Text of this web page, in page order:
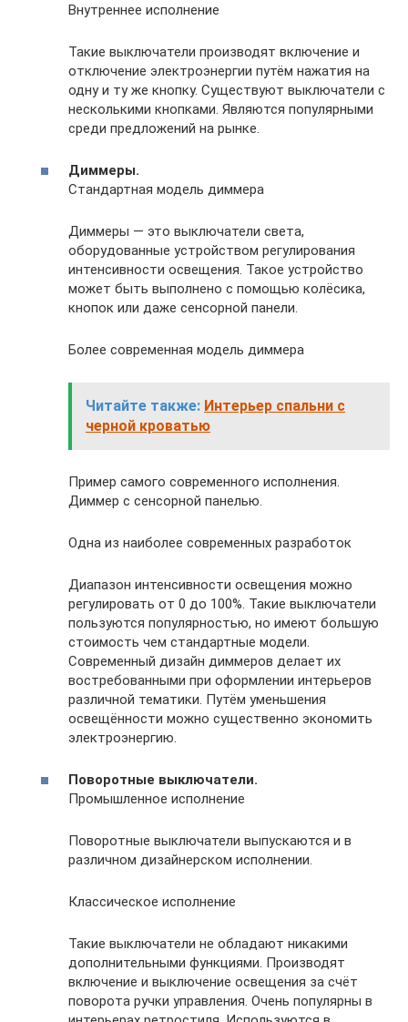
Внутреннее исполнение
Такие выключатели производят включение и
отключение электроэнергии путём нажатия на
одну и ту же кнопку. Существуют выключатели с
несколькими кнопками. Являются популярными
среди предложений на рынке.
Диммеры.
Стандартная модель диммера
Диммеры — это выключатели света,
оборудованные устройством регулирования
интенсивности освещения. Такое устройство
может быть выполнено с помощью колёсика,
кнопок или даже сенсорной панели.
Более современная модель диммера
Читайте также: Интерьер спальни с
черной кроватью
Пример самого современного исполнения.
Диммер с сенсорной панелью.
Одна из наиболее современных разработок
Диапазон интенсивности освещения можно
регулировать от 0 до 100%. Такие выключатели
пользуются популярностью, но имеют большую
стоимость чем стандартные модели.
Современный дизайн диммеров делает их
востребованными при оформлении интерьеров
различной тематики. Путём уменьшения
освещённости можно существенно экономить
электроэнергию.
Поворотные выключатели.
Промышленное исполнение
Поворотные выключатели выпускаются и в
различном дизайнерском исполнении.
Классическое исполнение
Такие выключатели не обладают никакими
дополнительными функциями. Производят
включение и выключение освещения за счёт
поворота ручки управления. Очень популярны в